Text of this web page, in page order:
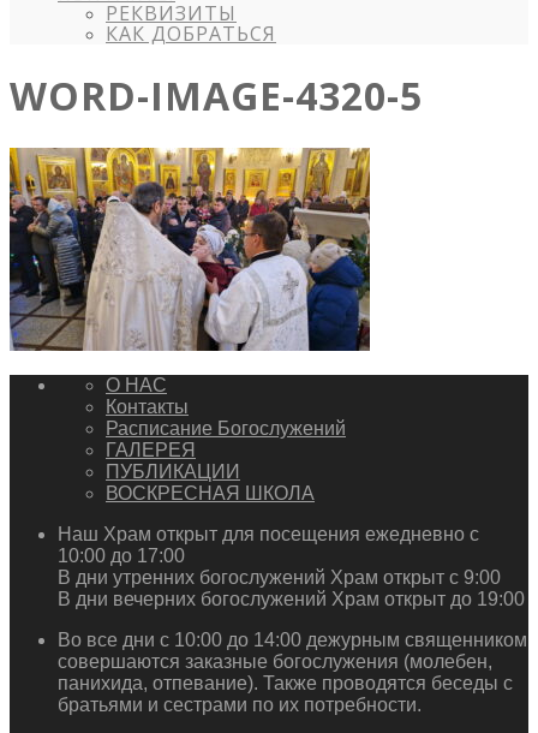
РЕКВИЗИТЫ
КАК ДОБРАТЬСЯ
WORD-IMAGE-4320-5
О НАС
Контакты
Расписание Богослужений
ГАЛЕРЕЯ
ПУБЛИКАЦИИ
ВОСКРЕСНАЯ ШКОЛА
Наш Храм открыт для посещения ежедневно с
10:00 до 17:00
В дни утренних богослужений Храм открыт с 9:00
В дни вечерних богослужений Храм открыт до 19:00
Во все дни с 10:00 до 14:00 дежурным священником
совершаются заказные богослужения (молебен,
панихида, отпевание). Также проводятся беседы с
братьями и сестрами по их потребности.